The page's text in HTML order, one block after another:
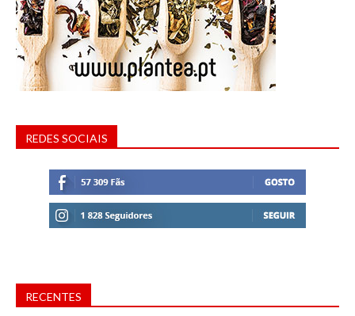
REDES SOCIAIS
RECENTES